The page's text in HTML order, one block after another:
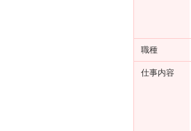
職種
仕事内容